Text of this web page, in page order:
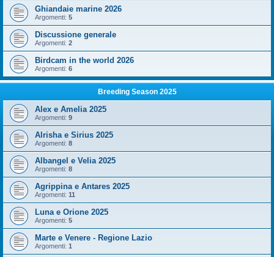
Ghiandaie marine 2026
Argomenti: 5
Discussione generale
Argomenti: 2
Birdcam in the world 2026
Argomenti: 6
Breeding Season 2025
Alex e Amelia 2025
Argomenti: 9
Alrisha e Sirius 2025
Argomenti: 8
Albangel e Velia 2025
Argomenti: 8
Agrippina e Antares 2025
Argomenti: 11
Luna e Orione 2025
Argomenti: 5
Marte e Venere - Regione Lazio
Argomenti: 1